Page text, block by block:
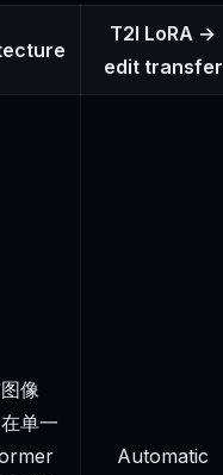
T2I LoRA →
edit transfer
像
单一
Automatic